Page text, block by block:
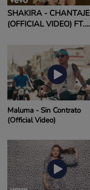
SHAKIRA - CHANTAJE
(OFFICIAL VIDEO) FT.
Maluma - Sin Contrato
(Official Video)